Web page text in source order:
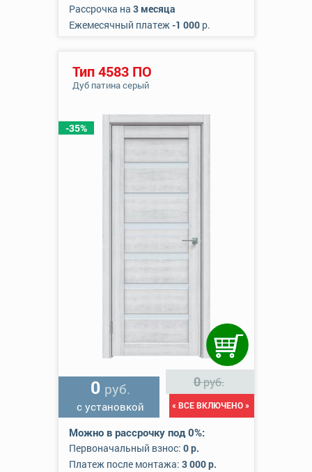
Рассрочка на 3 месяца
Ежемесячный платеж-1 000р.
-35%
Тип 4583 ПО
Дуб патина серый
0 руб.
с установкой
0руб.
« ВСЕ ВКЛЮЧЕНО »
Можно в рассрочку под 0%:
Первоначальный взнос: 0 р.
Платеж после монтажа: 3 000 р.